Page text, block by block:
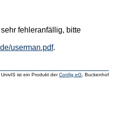
fehleranfällig, bitte
userman.pdf.
UnivIS ist ein Produkt derConfig eG , Buckenhof